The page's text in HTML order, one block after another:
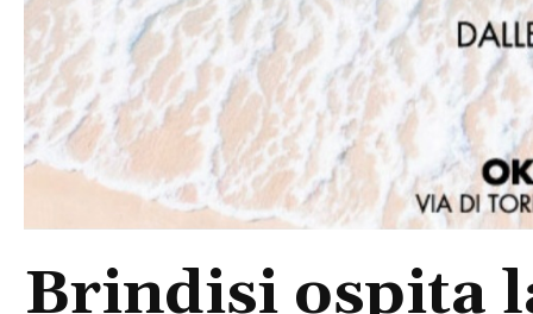
Brindisi ospita